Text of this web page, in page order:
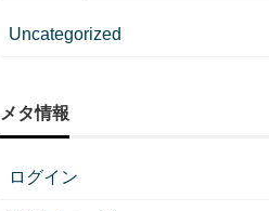
Uncategorized
メタ情報
ログイン